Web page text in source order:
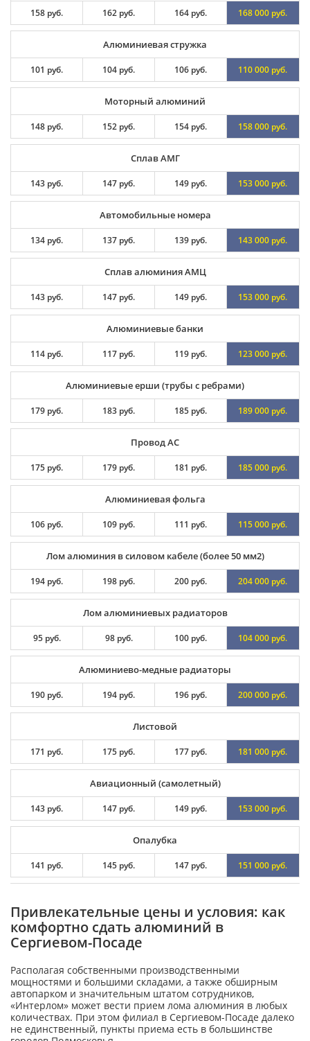
158 руб. 162 руб. 164 руб. 168 000 руб.
Алюминиевая стружка
101 руб. 104 руб. 106 руб. 110 000 руб.
Моторный алюминий
148 руб. 152 руб. 154 руб. 158 000 руб.
Сплав АМГ
143 руб. 147 руб. 149 руб. 153 000 руб.
Автомобильные номера
134 руб. 137 руб. 139 руб. 143 000 руб.
Сплав алюминия АМЦ
143 руб. 147 руб. 149 руб. 153 000 руб.
Алюминиевые банки
114 руб. 117 руб. 119 руб. 123 000 руб.
Алюминиевые ерши (трубы с ребрами)
179 руб. 183 руб. 185 руб. 189 000 руб.
Провод АС
175 руб. 179 руб. 181 руб. 185 000 руб.
Алюминиевая фольга
106 руб. 109 руб. 111 руб. 115 000 руб.
Лом алюминия в силовом кабеле (более 50 мм2)
194 руб. 198 руб. 200 руб. 204 000 руб.
Лом алюминиевых радиаторов
95 руб. 98 руб. 100 руб. 104 000 руб.
Алюминиево-медные радиаторы
190 руб. 194 руб. 196 руб. 200 000 руб.
Листовой
171 руб. 175 руб. 177 руб. 181 000 руб.
Авиационный (самолетный)
143 руб. 147 руб. 149 руб. 153 000 руб.
Опалубка
141 руб. 145 руб. 147 руб. 151 000 руб.
Привлекательные цены и условия: как
комфортно сдать алюминий в
Сергиевом-Посаде
Располагая собственными производственными
мощностями и большими складами, а также обширным
автопарком и значительным штатом сотрудников,
«Интерлом» может вести прием лома алюминия в любых
количествах. При этом филиал в Сергиевом-Посаде далеко
не единственный, пункты приема есть в большинстве